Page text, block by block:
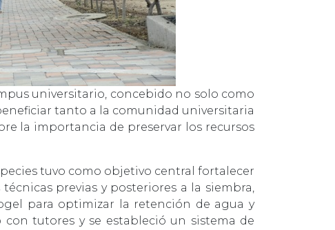
universitario, concebido no solo como
tanto a la comunidad universitaria
la importancia de preservar los recursos
tuvo como objetivo central fortalecer
previas y posteriores a la siembra,
para optimizar la retención de agua y
tutores y se estableció un sistema de